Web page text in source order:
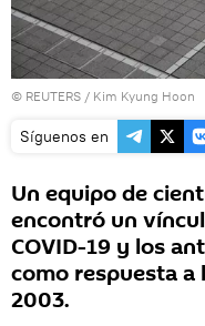
© REUTERS / Kim Kyung Hoon
Síguenos en
Un equipo de
encontró un
COVID-19 y los
como respuesta a
2003.